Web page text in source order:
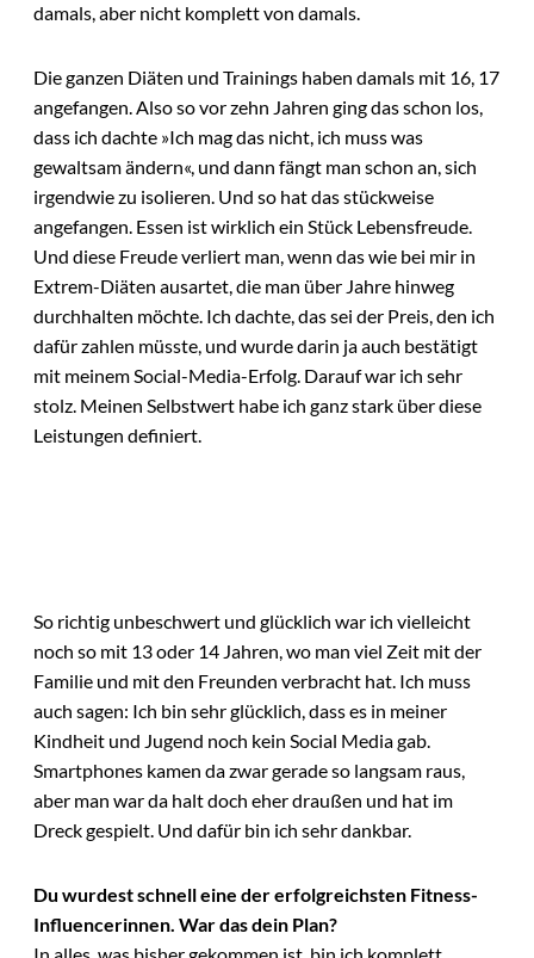
damals, aber nicht komplett von damals.
Die ganzen Diäten und Trainings haben damals mit 16, 17
angefangen. Also so vor zehn Jahren ging das schon los,
dass ich dachte »Ich mag das nicht, ich muss was
gewaltsam ändern«, und dann fängt man schon an, sich
irgendwie zu isolieren. Und so hat das stückweise
angefangen. Essen ist wirklich ein Stück Lebensfreude.
Und diese Freude verliert man, wenn das wie bei mir in
Extrem-Diäten ausartet, die man über Jahre hinweg
durchhalten möchte. Ich dachte, das sei der Preis, den ich
dafür zahlen müsste, und wurde darin ja auch bestätigt
mit meinem Social-Media-Erfolg. Darauf war ich sehr
stolz. Meinen Selbstwert habe ich ganz stark über diese
Leistungen definiert.
So richtig unbeschwert und glücklich war ich vielleicht
noch so mit 13 oder 14 Jahren, wo man viel Zeit mit der
Familie und mit den Freunden verbracht hat. Ich muss
auch sagen: Ich bin sehr glücklich, dass es in meiner
Kindheit und Jugend noch kein Social Media gab.
Smartphones kamen da zwar gerade so langsam raus,
aber man war da halt doch eher draußen und hat im
Dreck gespielt. Und dafür bin ich sehr dankbar.
Du wurdest schnell eine der erfolgreichsten Fitness-
Influencerinnen. War das dein Plan?